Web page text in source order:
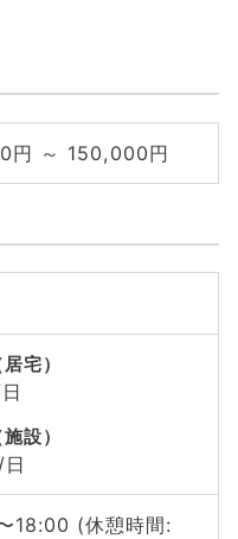
円 ～ 150,000円
宅）
設）
18:00 (休憩時間: